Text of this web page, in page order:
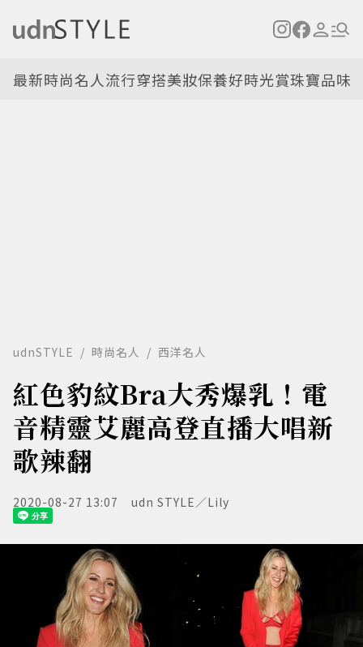
最新時尚名人流行穿搭美妝保養好時光賞珠寶品味
udnSTYLE 時尚名人 西洋名人
紅色豹紋Bra大秀爆乳！電
音精靈艾麗高登直播大唱新
歌辣翻
2020-08-27 13:07 udn STYLE／Lily